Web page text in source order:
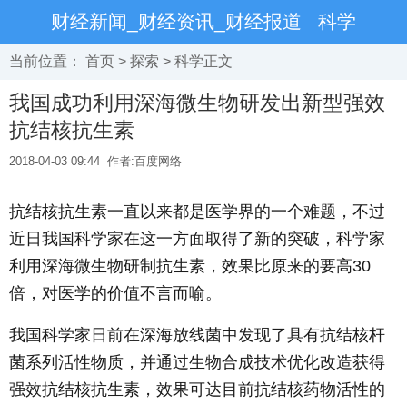
财经新闻_财经资讯_财经报道 科学
当前位置： 首页 > 探索 > 科学正文
我国成功利用深海微生物研发出新型强效
抗结核抗生素
2018-04-03 09:44 作者:百度网络
抗结核抗生素一直以来都是医学界的一个难题，不过
近日我国科学家在这一方面取得了新的突破，科学家
利用深海微生物研制抗生素，效果比原来的要高30
倍，对医学的价值不言而喻。
我国科学家日前在深海放线菌中发现了具有抗结核杆
菌系列活性物质，并通过生物合成技术优化改造获得
强效抗结核抗生素，效果可达目前抗结核药物活性的